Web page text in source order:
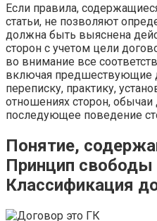
Если правила,
статьи, не позволяют
должна быть выяснена
сторон с учетом цели
во внимание все
включая предшествующие
переписку, практику,
отношениях сторон, обычаи
последующее поведение
Понятие,
Принцип свободы
Классификация